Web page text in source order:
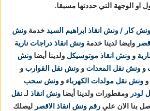
او الوجهة التي حددتها مسبقا.
كار / ونش انقاذ ابراهيم السيد خدمة ونش
وايضا لدينا خدمة ونش انقاذ دراجات نارية
و ونش انقاذ موتوسيكل ولدينا أيضا ونش
و ونش نقل المعدات و ونش نقل القوارب و
و ونش نقل مولدات الكهرباء و ونش سحب
لودر ومقطورات ولدينا أيضا ونش انقاذ لـنقل
بنا الان علي رقم ونش انقاذ الاقصر ليصلك